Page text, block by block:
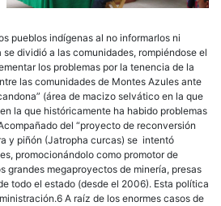
pueblos indígenas al no informarlos ni
dividió a las comunidades, rompiéndose el
los problemas por la tenencia de la
las comunidades de Montes Azules ante
(área de macizo selvático en la que
la que históricamente ha habido problemas
del “proyecto de reconversión
y piñón (Jatropha curcas) se intentó
promocionándolo como promotor de
grandes megaproyectos de minería, presas
todo el estado (desde el 2006). Esta política
A raíz de los enormes casos de